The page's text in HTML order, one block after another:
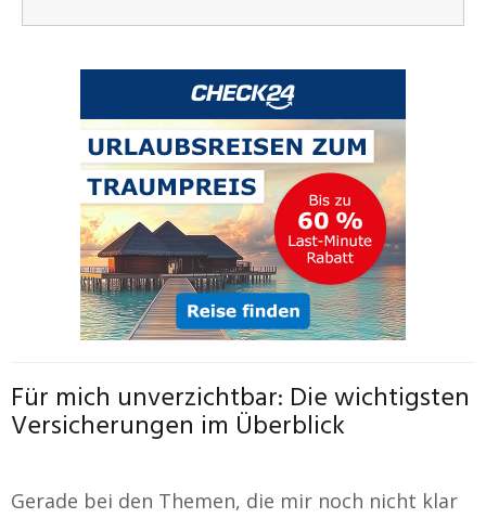
Für mich unverzichtbar: Die wichtigsten
Versicherungen im Überblick
Gerade bei den Themen, die mir noch nicht klar